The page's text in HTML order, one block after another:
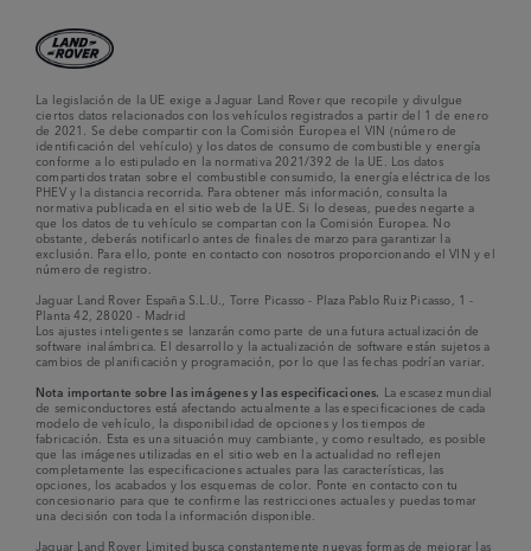
La legislación de la UE exige a Jaguar Land Rover que recopile y divulgue
ciertos datos relacionados con los vehículos registrados a partir del 1 de enero
de 2021. Se debe compartir con la Comisión Europea el VIN (número de
identificación del vehículo) y los datos de consumo de combustible y energía
conforme a lo estipulado en la normativa 2021/392 de la UE. Los datos
compartidos tratan sobre el combustible consumido, la energía eléctrica de los
PHEV y la distancia recorrida. Para obtener más información, consulta la
normativa publicada en el sitio web de la UE. Si lo deseas, puedes negarte a
que los datos de tu vehículo se compartan con la Comisión Europea. No
obstante, deberás notificarlo antes de finales de marzo para garantizar la
exclusión. Para ello, ponte en contacto con nosotros proporcionando el VIN y el
número de registro.
Jaguar Land Rover España S.L.U., Torre Picasso - Plaza Pablo Ruiz Picasso, 1 -
Planta 42, 28020 - Madrid
Los ajustes inteligentes se lanzarán como parte de una futura actualización de
software inalámbrica. El desarrollo y la actualización de software están sujetos a
cambios de planificación y programación, por lo que las fechas podrían variar.
Nota importante sobre las imágenes y las especificaciones. La escasez mundial
de semiconductores está afectando actualmente a las especificaciones de cada
modelo de vehículo, la disponibilidad de opciones y los tiempos de
fabricación. Esta es una situación muy cambiante, y como resultado, es posible
que las imágenes utilizadas en el sitio web en la actualidad no reflejen
completamente las especificaciones actuales para las características, las
opciones, los acabados y los esquemas de color. Ponte en contacto con tu
concesionario para que te confirme las restricciones actuales y puedas tomar
una decisión con toda la información disponible.
Jaguar Land Rover Limited busca constantemente nuevas formas de mejorar las